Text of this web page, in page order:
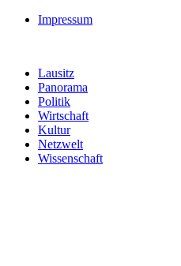
Impressum
Lausitz
Panorama
Politik
Wirtschaft
Kultur
Netzwelt
Wissenschaft